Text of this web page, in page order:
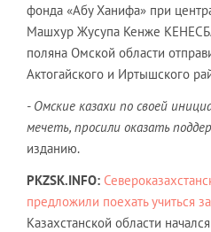
фонда «Абу Ханифа» при
Машхур Жусупа Кенже
поляна Омской области
Актогайского и Иртышского
- Омские казахи по своей
мечеть, просили оказать
изданию.
PKZSK.INFO:
предложили поехать учиться
Казахстанской области